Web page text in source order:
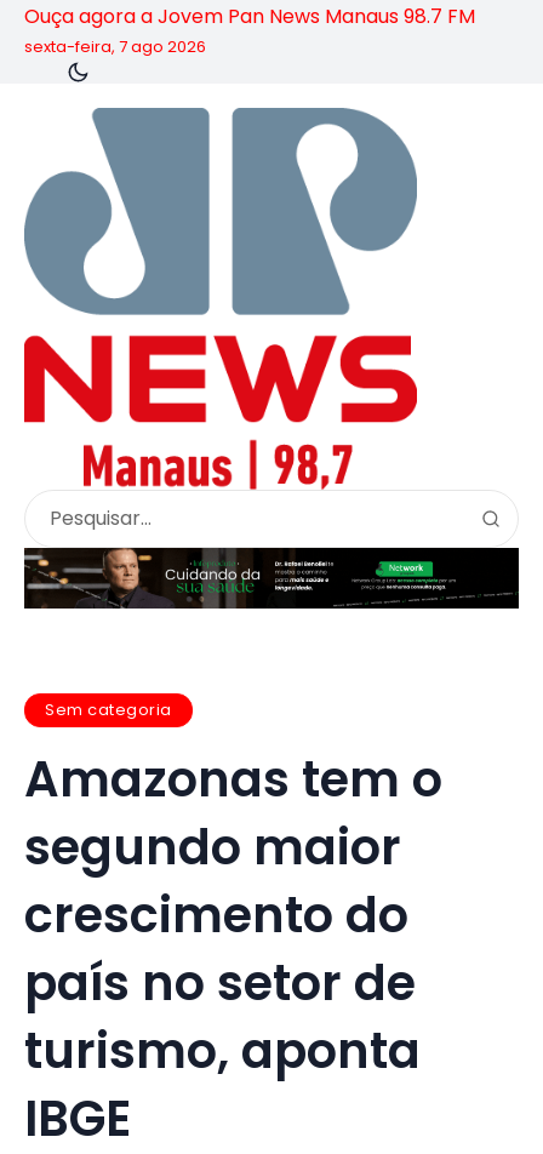
Ouça agora a Jovem Pan News Manaus 98.7 FM
sexta-feira, 7 ago 2026
Sem categoria
Amazonas tem o
segundo maior
crescimento do
país no setor de
turismo, aponta
IBGE